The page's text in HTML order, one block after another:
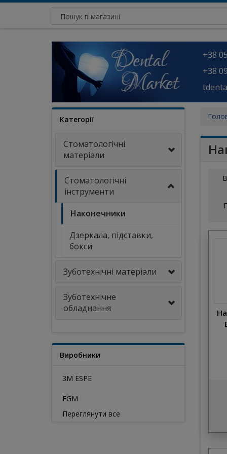
+38
+38
Категорії
Стоматологічні
матеріали
Стоматологічні
інструменти
Наконечники
Дзеркала, підставки,
бокси
Зуботехнічні матеріали
Зуботехнічне
обладнання
Виробники
3M ESPE
FGM
Переглянути все